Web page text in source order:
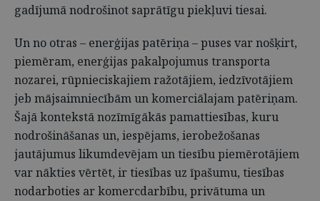
gadījumā nodrošinot saprātīgu piekļuvi tiesai.
Un no otras – enerģijas patēriņa – puses var nošķirt,
piemēram, enerģijas pakalpojumus transporta
nozarei, rūpnieciskajiem ražotājiem, iedzīvotājiem
jeb mājsaimniecībām un komerciālajam patēriņam.
Šajā kontekstā nozīmīgākās pamattiesības, kuru
nodrošināšanas un, iespējams, ierobežošanas
jautājumus likumdevējam un tiesību piemērotājiem
var nākties vērtēt, ir tiesības uz īpašumu, tiesības
nodarboties ar komercdarbību, privātuma un